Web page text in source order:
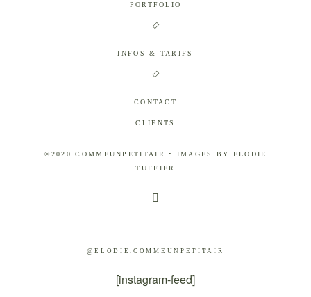
PORTFOLIO
INFOS & TARIFS
CONTACT
CLIENTS
©2020 COMMEUNPETITAIR • IMAGES BY ELODIE
TUFFIER
@ELODIE.COMMEUNPETITAIR
[instagram-feed]